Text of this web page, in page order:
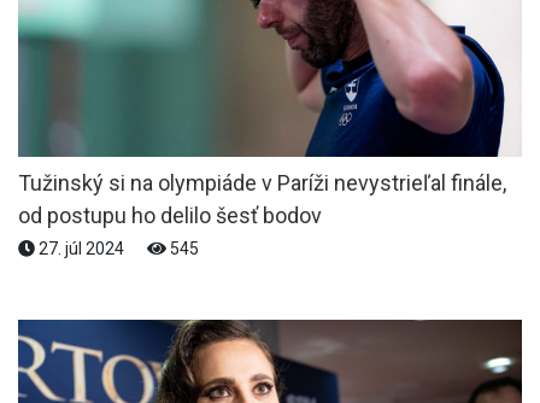
Tužinský si na olympiáde v Paríži nevystrieľal finále,
od postupu ho delilo šesť bodov
27. júl 2024 545